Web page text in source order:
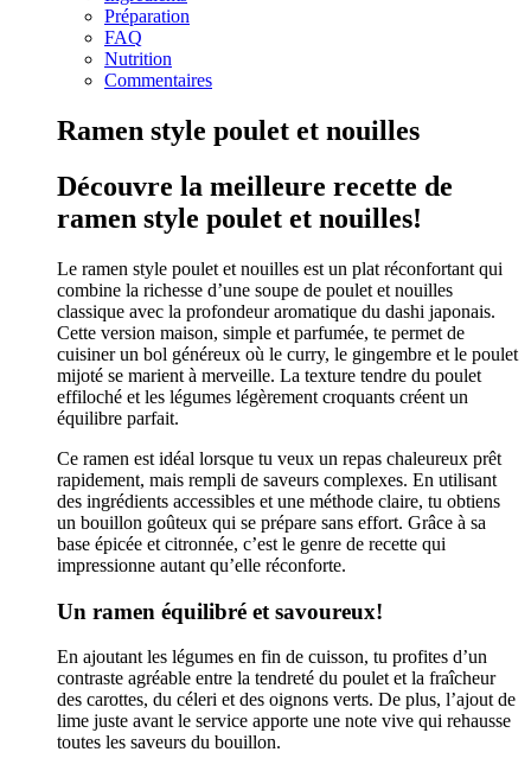
Préparation
FAQ
Nutrition
Commentaires
Ramen style poulet et nouilles
Découvre la meilleure recette de
ramen style poulet et nouilles!
Le ramen style poulet et nouilles est un plat réconfortant qui
combine la richesse d’une soupe de poulet et nouilles
classique avec la profondeur aromatique du dashi japonais.
Cette version maison, simple et parfumée, te permet de
cuisiner un bol généreux où le curry, le gingembre et le poulet
mijoté se marient à merveille. La texture tendre du poulet
effiloché et les légumes légèrement croquants créent un
équilibre parfait.
Ce ramen est idéal lorsque tu veux un repas chaleureux prêt
rapidement, mais rempli de saveurs complexes. En utilisant
des ingrédients accessibles et une méthode claire, tu obtiens
un bouillon goûteux qui se prépare sans effort. Grâce à sa
base épicée et citronnée, c’est le genre de recette qui
impressionne autant qu’elle réconforte.
Un ramen équilibré et savoureux!
En ajoutant les légumes en fin de cuisson, tu profites d’un
contraste agréable entre la tendreté du poulet et la fraîcheur
des carottes, du céleri et des oignons verts. De plus, l’ajout de
lime juste avant le service apporte une note vive qui rehausse
toutes les saveurs du bouillon.